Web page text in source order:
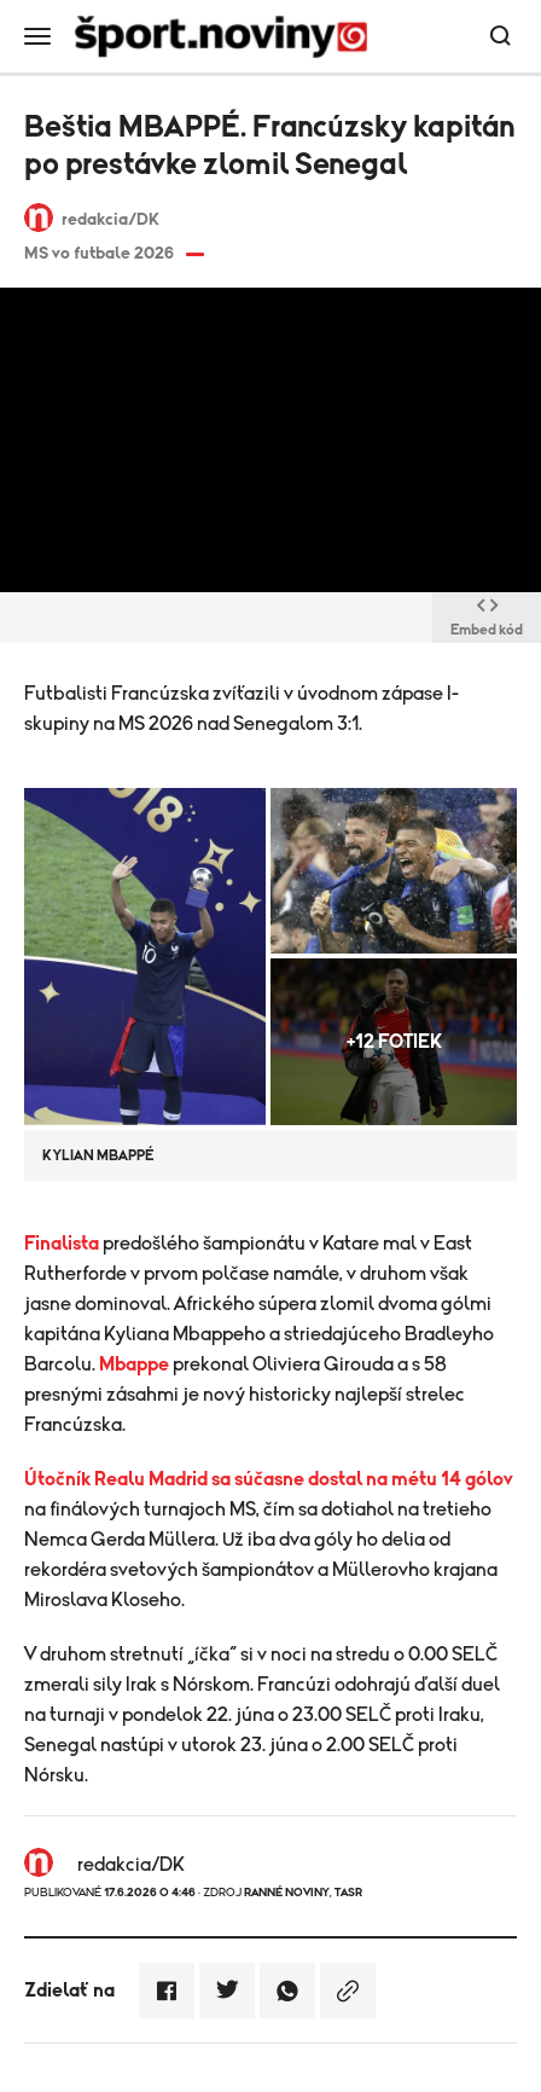
redakcia/DK
MS vo futbale 2026
Beštia MBAPPÉ. Francúzsky kapitán
po prestávke zlomil Senegal
Embed kód
Futbalisti Francúzska zvíťazili v úvodnom zápase I-
skupiny na MS 2026 nad Senegalom 3:1.
+12 FOTIEK
KYLIAN MBAPPÉ
Finalista predošlého šampionátu v Katare mal v East
Rutherforde v prvom polčase namále, v druhom však
jasne dominoval. Afrického súpera zlomil dvoma gólmi
kapitána Kyliana Mbappeho a striedajúceho Bradleyho
Barcolu. Mbappe prekonal Oliviera Girouda a s 58
presnými zásahmi je nový historicky najlepší strelec
Francúzska.
Útočník Realu Madrid sa súčasne dostal na métu 14 gólov
na finálových turnajoch MS, čím sa dotiahol na tretieho
Nemca Gerda Müllera. Už iba dva góly ho delia od
rekordéra svetových šampionátov a Müllerovho krajana
Miroslava Kloseho.
V druhom stretnutí „íčka“ si v noci na stredu o 0.00 SELČ
zmerali sily Irak s Nórskom. Francúzi odohrajú ďalší duel
na turnaji v pondelok 22. júna o 23.00 SELČ proti Iraku,
Senegal nastúpi v utorok 23. júna o 2.00 SELČ proti
Nórsku.
redakcia/DK
PUBLIKOVANÉ 17.6.2026 O 4:46 · ZDROJ RANNÉ NOVINY TASR
Zdielať na